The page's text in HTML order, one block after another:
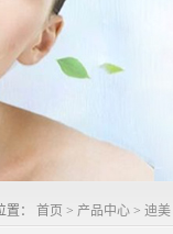
： 首页 > 产品中心 > 迪美